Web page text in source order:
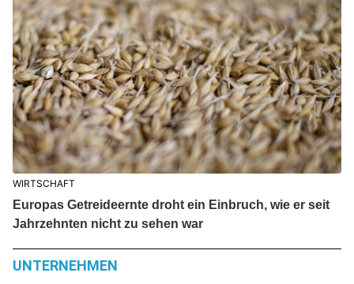
WIRTSCHAFT
Europas Getreideernte droht ein Einbruch, wie er seit
Jahrzehnten nicht zu sehen war
UNTERNEHMEN